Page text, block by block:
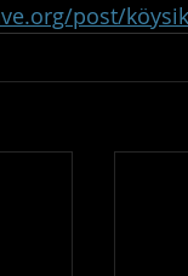
post/